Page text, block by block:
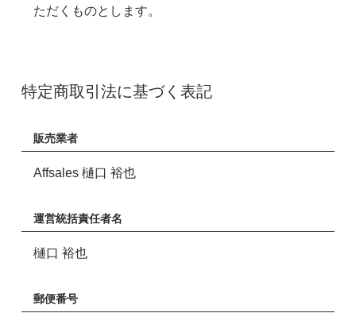
ただくものとします。
特定商取引法に基づく表記
販売業者
Affsales 樋口 裕也
運営統括責任者名
樋口 裕也
郵便番号